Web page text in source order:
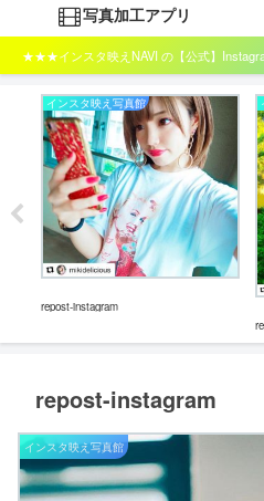
写真加工アプリ
★★★インスタ映えNAVI の【公式】
インスタ映え写真館
repost-instagram
repost-instagram
インスタ映え写真館